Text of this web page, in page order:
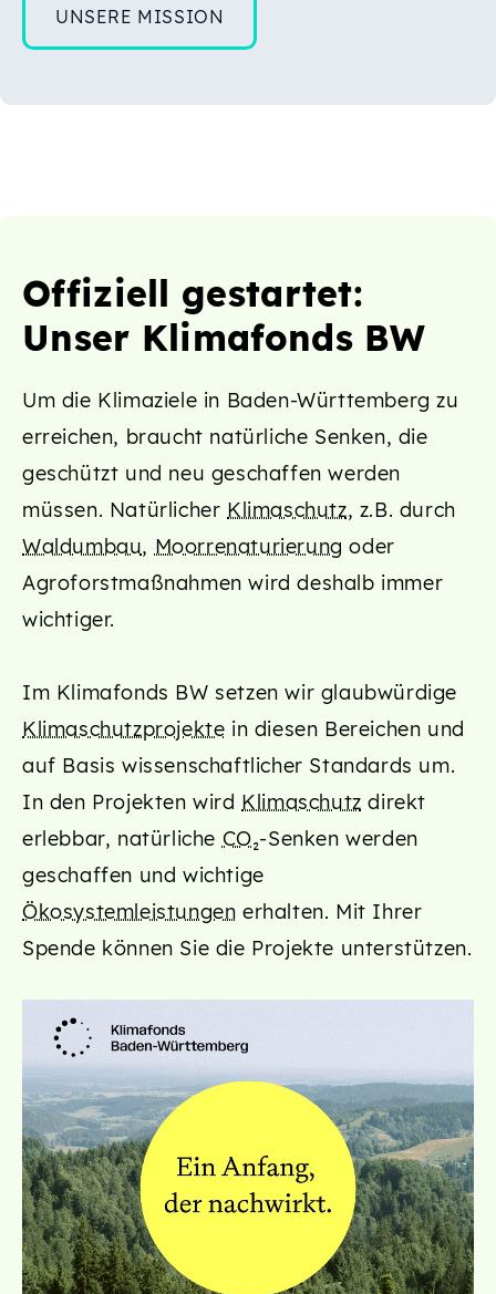
UNSERE MISSION
Offiziell gestartet:
Unser Klimafonds BW
Um die Klimaziele in Baden-Württemberg zu
erreichen, braucht natürliche Senken, die
geschützt und neu geschaffen werden
müssen. Natürlicher Klimaschutz, z.B. durch
Waldumbau, Moorrenaturierung oder
Agroforstmaßnahmen wird deshalb immer
wichtiger.
Im Klimafonds BW setzen wir glaubwürdige
Klimaschutzprojekte in diesen Bereichen und
auf Basis wissenschaftlicher Standards um.
In den Projekten wird Klimaschutz direkt
erlebbar, natürliche CO₂-Senken werden
geschaffen und wichtige
Ökosystemleistungen erhalten. Mit Ihrer
Spende können Sie die Projekte unterstützen.